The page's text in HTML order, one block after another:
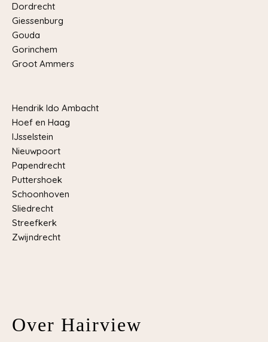
Dordrecht
Giessenburg
Gouda
Gorinchem
Groot Ammers
Hendrik Ido Ambacht
Hoef en Haag
IJsselstein
Nieuwpoort
Papendrecht
Puttershoek
Schoonhoven
Sliedrecht
Streefkerk
Zwijndrecht
Over Hairview